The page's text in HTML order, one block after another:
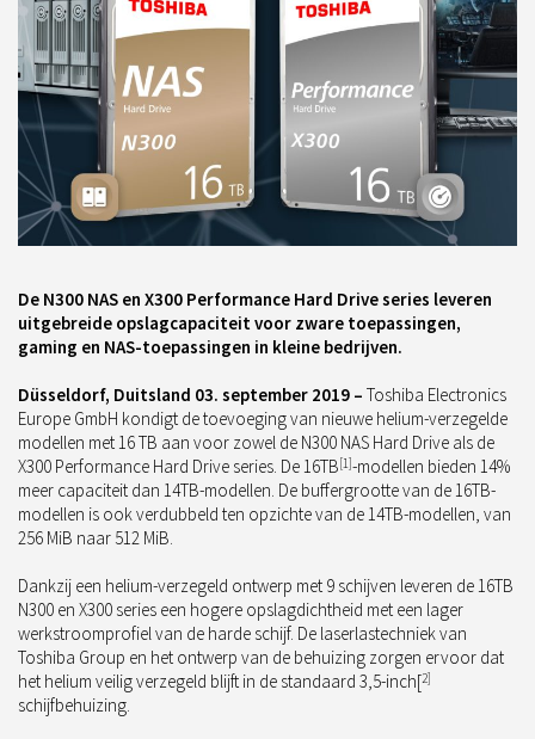
De N300 NAS en X300 Performance Hard Drive series leveren
uitgebreide opslagcapaciteit voor zware toepassingen,
gaming en NAS-toepassingen in kleine bedrijven.
Düsseldorf, Duitsland 03. september 2019 – Toshiba Electronics
Europe GmbH kondigt de toevoeging van nieuwe helium-verzegelde
modellen met 16 TB aan voor zowel de N300 NAS Hard Drive als de
X300 Performance Hard Drive series. De 16TB[1]-modellen bieden 14%
meer capaciteit dan 14TB-modellen. De buffergrootte van de 16TB-
modellen is ook verdubbeld ten opzichte van de 14TB-modellen, van
256 MiB naar 512 MiB.
Dankzij een helium-verzegeld ontwerp met 9 schijven leveren de 16TB
N300 en X300 series een hogere opslagdichtheid met een lager
werkstroomprofiel van de harde schijf. De laserlastechniek van
Toshiba Group en het ontwerp van de behuizing zorgen ervoor dat
het helium veilig verzegeld blijft in de standaard 3,5-inch[2]
schijfbehuizing.